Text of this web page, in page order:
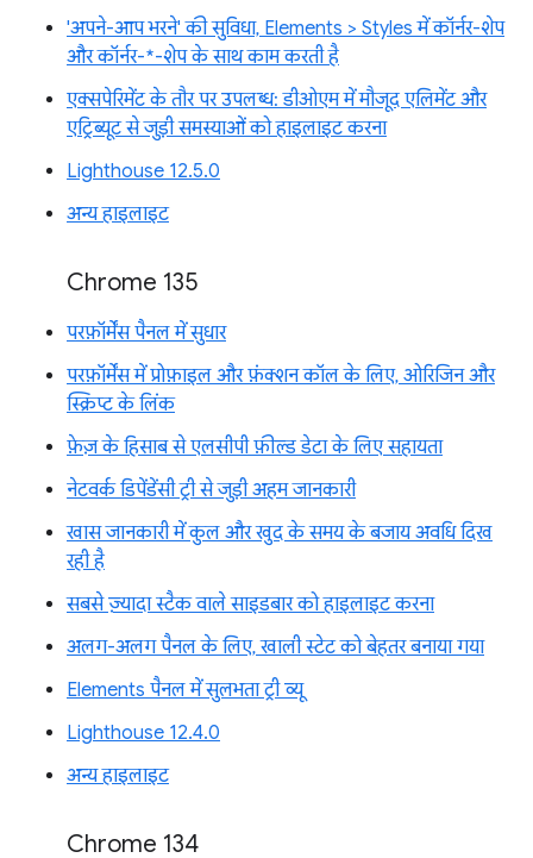
'अपने-आप भरने' की सुविधा, Elements > Styles में कॉर्नर-शेप
और कॉर्नर-*-शेप के साथ काम करती है
एक्सपेरिमेंट के तौर पर उपलब्ध: डीओएम में मौजूद एलिमेंट और
एट्रिब्यूट से जुड़ी समस्याओं को हाइलाइट करना
Lighthouse 12.5.0
अन्य हाइलाइट
Chrome 135
परफ़ॉर्मेंस पैनल में सुधार
परफ़ॉर्मेंस में प्रोफ़ाइल और फ़ंक्शन कॉल के लिए, ओरिजिन और
स्क्रिप्ट के लिंक
फ़ेज़ के हिसाब से एलसीपी फ़ील्ड डेटा के लिए सहायता
नेटवर्क डिपेंडेंसी ट्री से जुड़ी अहम जानकारी
खास जानकारी में कुल और खुद के समय के बजाय अवधि दिख
रही है
सबसे ज़्यादा स्टैक वाले साइडबार को हाइलाइट करना
अलग-अलग पैनल के लिए, खाली स्टेट को बेहतर बनाया गया
Elements पैनल में सुलभता ट्री व्यू
Lighthouse 12.4.0
अन्य हाइलाइट
Chrome 134